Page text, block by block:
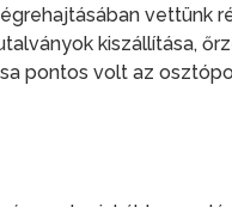
vettünk
kiszállítása,
pontos volt az